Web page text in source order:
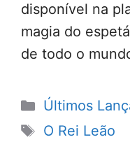
disponível na
magia do
de todo o
Categorias
Últimos
Tags
O Rei Leão